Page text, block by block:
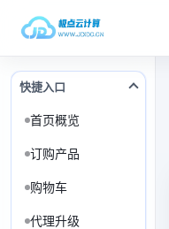
快捷入口
首页概览
订购产品
购物车
代理升级